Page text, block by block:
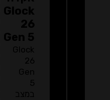
Glock
26
Gen 5
Glock
26
Gen
5
במצב